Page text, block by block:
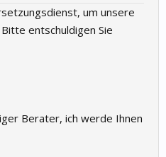
um unsere
entschuldigen Sie
Berater, ich werde Ihnen